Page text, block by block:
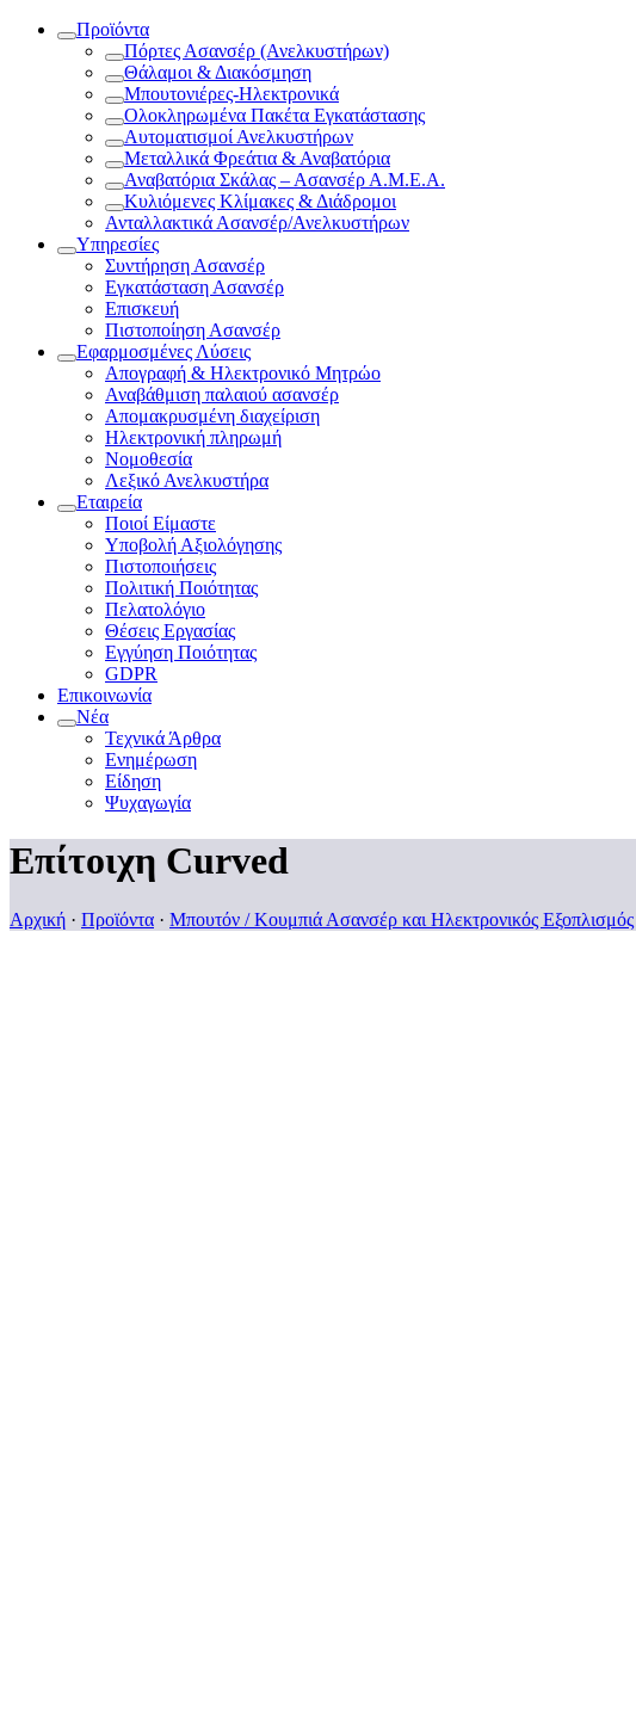
Προϊόντα
Πόρτες Ασανσέρ (Ανελκυστήρων)
Θάλαμοι & Διακόσμηση
Μπουτονιέρες-Ηλεκτρονικά
Ολοκληρωμένα Πακέτα Εγκατάστασης
Αυτοματισμοί Ανελκυστήρων
Μεταλλικά Φρεάτια & Αναβατόρια
Αναβατόρια Σκάλας – Ασανσέρ Α.Μ.Ε.Α.
Κυλιόμενες Κλίμακες & Διάδρομοι
Ανταλλακτικά Ασανσέρ/Ανελκυστήρων
Υπηρεσίες
Συντήρηση Ασανσέρ
Εγκατάσταση Ασανσέρ
Επισκευή
Πιστοποίηση Ασανσέρ
Εφαρμοσμένες Λύσεις
Απογραφή & Ηλεκτρονικό Μητρώο
Αναβάθμιση παλαιού ασανσέρ
Απομακρυσμένη διαχείριση
Ηλεκτρονική πληρωμή
Νομοθεσία
Λεξικό Ανελκυστήρα
Εταιρεία
Ποιοί Είμαστε
Υποβολή Αξιολόγησης
Πιστοποιήσεις
Πολιτική Ποιότητας
Πελατολόγιο
Θέσεις Εργασίας
Εγγύηση Ποιότητας
GDPR
Επικοινωνία
Νέα
Τεχνικά Άρθρα
Ενημέρωση
Είδηση
Ψυχαγωγία
Επίτοιχη Curved
Αρχική · Προϊόντα · Μπουτόν / Κουμπιά Ασανσέρ και Ηλεκτρονικός Εξοπλισμός